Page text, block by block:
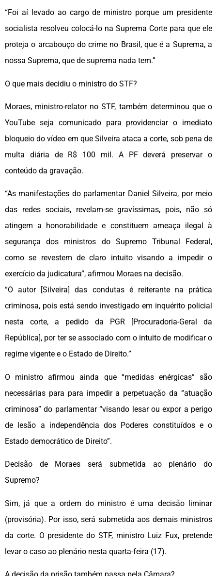
“Foi aí levado ao cargo de ministro porque um presidente
socialista resolveu colocá-lo na Suprema Corte para que ele
proteja o arcabouço do crime no Brasil, que é a Suprema, a
nossa Suprema, que de suprema nada tem.”
O que mais decidiu o ministro do STF?
Moraes, ministro-relator no STF, também determinou que o
YouTube seja comunicado para providenciar o imediato
bloqueio do vídeo em que Silveira ataca a corte, sob pena de
multa diária de R$ 100 mil. A PF deverá preservar o
conteúdo da gravação.
“As manifestações do parlamentar Daniel Silveira, por meio
das redes sociais, revelam-se gravíssimas, pois, não só
atingem a honorabilidade e constituem ameaça ilegal à
segurança dos ministros do Supremo Tribunal Federal,
como se revestem de claro intuito visando a impedir o
exercício da judicatura”, afirmou Moraes na decisão.
“O autor [Silveira] das condutas é reiterante na prática
criminosa, pois está sendo investigado em inquérito policial
nesta corte, a pedido da PGR [Procuradoria-Geral da
República], por ter se associado com o intuito de modificar o
regime vigente e o Estado de Direito.”
O ministro afirmou ainda que “medidas enérgicas” são
necessárias para para impedir a perpetuação da “atuação
criminosa” do parlamentar “visando lesar ou expor a perigo
de lesão a independência dos Poderes constituídos e o
Estado democrático de Direito”.
Decisão de Moraes será submetida ao plenário do
Supremo?
Sim, já que a ordem do ministro é uma decisão liminar
(provisória). Por isso, será submetida aos demais ministros
da corte. O presidente do STF, ministro Luiz Fux, pretende
levar o caso ao plenário nesta quarta-feira (17).